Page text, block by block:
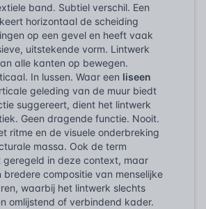
band. Subtiel verschil. Een
horizontaal de scheiding
op een gevel en heeft vaak
uitstekende vorm. Lintwerk
alle kanten op bewegen.
In lussen. Waar een liseen
geleding van de muur biedt
suggereert, dient het lintwerk
Geen dragende functie. Nooit.
ritme en de visuele onderbreking
massa. Ook de term
geregeld in deze context, maar
compositie van menselijke
waarbij het lintwerk slechts
omlijstend of verbindend kader.